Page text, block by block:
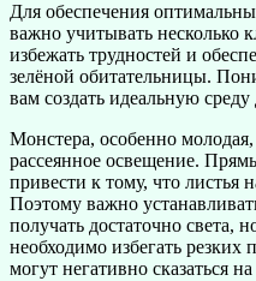
Для обеспечения
важно учитывать несколько
избежать трудностей и
зелёной обитательницы.
вам создать идеальную среду
Монстера, особенно
рассеянное освещение.
привести к тому, что листья
Поэтому важно
получать достаточно света,
необходимо избегать резких
могут негативно сказаться